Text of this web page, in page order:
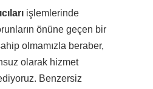
işlemlerinde
önüne geçen bir
olmamızla beraber,
olarak hizmet
Benzersiz